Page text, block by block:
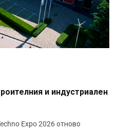
и индустриален
Expo 2026 отново